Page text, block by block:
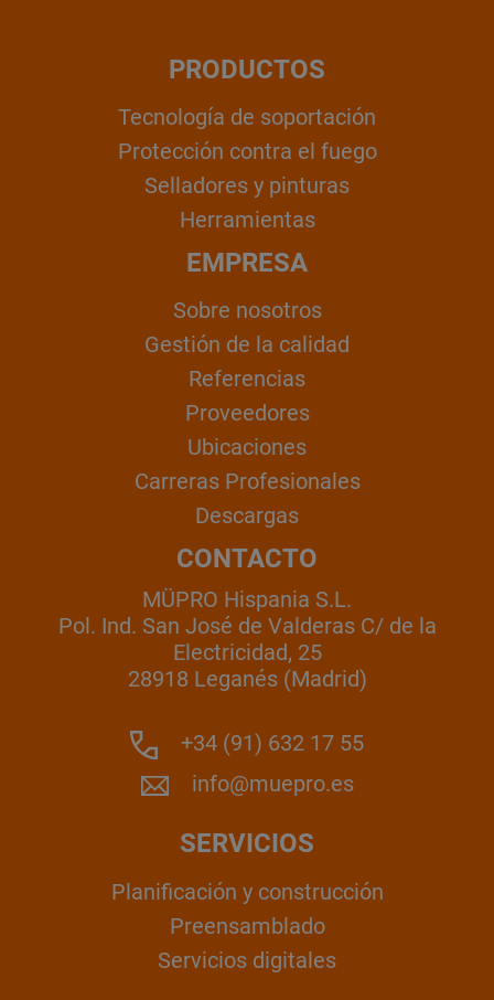
PRODUCTOS
Tecnología de soportación
Protección contra el fuego
Selladores y pinturas
Herramientas
EMPRESA
Sobre nosotros
Gestión de la calidad
Referencias
Proveedores
Ubicaciones
Carreras Profesionales
Descargas
CONTACTO
MÜPRO Hispania S.L.
Pol. Ind. San José de Valderas C/ de la
Electricidad, 25
28918 Leganés (Madrid)
+34 (91) 632 17 55
info@muepro.es
SERVICIOS
Planificación y construcción
Preensamblado
Servicios digitales